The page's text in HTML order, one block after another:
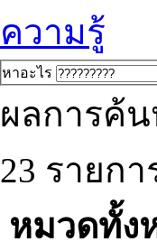
ความรู้
หาอะไร
ผลการค้
23 รายกา
หมวดทั้ง